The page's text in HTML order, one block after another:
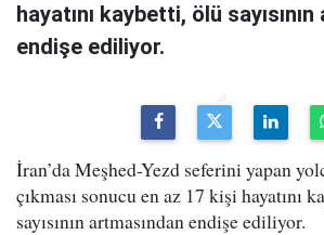
hayatını kaybetti, ölü
endişe ediliyor.
İran’da Meşhed-Yezd seferini yapan
çıkması sonucu en az 17 kişi hayatını
sayısının artmasından endişe ediliyor.